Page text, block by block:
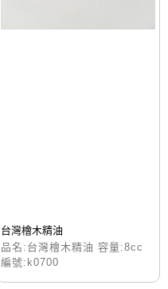
台灣檜木精油
品名:台灣檜木精油 容量:8cc
編號:k0700